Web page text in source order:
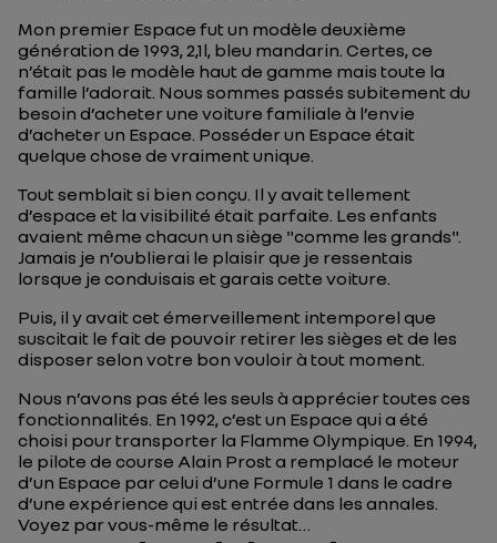
Mon premier Espace fut un modèle deuxième
génération de 1993, 2,1l, bleu mandarin. Certes, ce
n’était pas le modèle haut de gamme mais toute la
famille l’adorait. Nous sommes passés subitement du
besoin d’acheter une voiture familiale à l’envie
d’acheter un Espace. Posséder un Espace était
quelque chose de vraiment unique.
Tout semblait si bien conçu. Il y avait tellement
d’espace et la visibilité était parfaite. Les enfants
avaient même chacun un siège "comme les grands".
Jamais je n’oublierai le plaisir que je ressentais
lorsque je conduisais et garais cette voiture.
Puis, il y avait cet émerveillement intemporel que
suscitait le fait de pouvoir retirer les sièges et de les
disposer selon votre bon vouloir à tout moment.
Nous n’avons pas été les seuls à apprécier toutes ces
fonctionnalités. En 1992, c’est un Espace qui a été
choisi pour transporter la Flamme Olympique. En 1994,
le pilote de course Alain Prost a remplacé le moteur
d’un Espace par celui d’une Formule 1 dans le cadre
d’une expérience qui est entrée dans les annales.
Voyez par vous-même le résultat…